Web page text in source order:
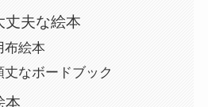
丈夫な絵本
布絵本
なボードブック
本